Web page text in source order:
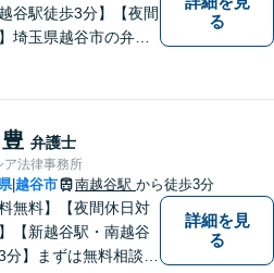
谷駅徒歩3分】【夜間
埼玉県越谷市の弁護
る
弁護士
ア法律事務所
|越谷市 南越谷駅 から徒歩3分
料無料】【夜間休日対
【新越谷駅・南越谷
分】まずは無料相談
詳細を見
る